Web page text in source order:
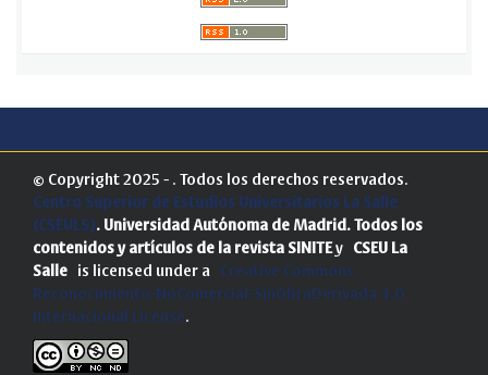
© Copyright 2025 - . Todos los derechos reservados.
Centro Superior de Estudios Universitarios La Salle
(CSEULS). Universidad Autónoma de Madrid. Todos los
contenidos y artículos de la revista SINITEy CSEU La
Salle is licensed under a Creative Commons
Reconocimiento-NoComercial-SinObraDerivada 4.0
Internacional License.